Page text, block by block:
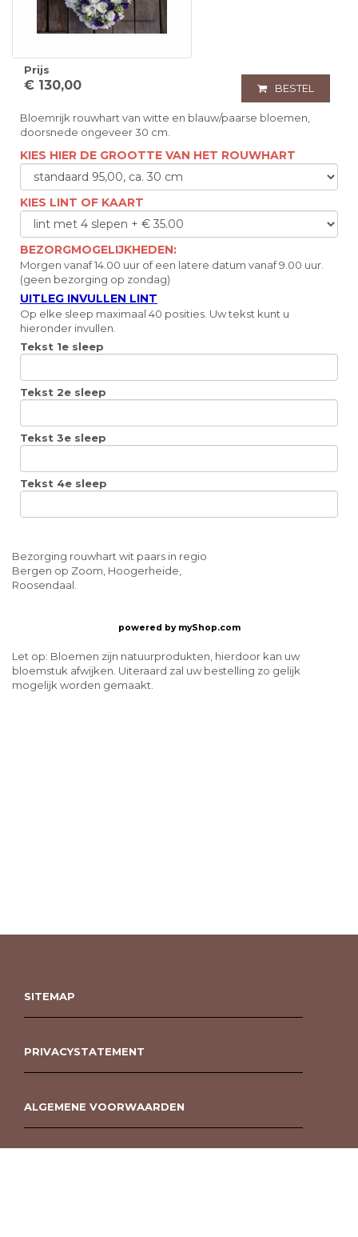
Prijs
€ 130,00 BESTEL
Bloemrijk rouwhart van witte en blauw/paarse bloemen,
doorsnede ongeveer 30 cm.
KIES HIER DE GROOTTE VAN HET ROUWHART
KIES LINT OF KAART
BEZORGMOGELIJKHEDEN:
Morgen vanaf 14.00 uur of een latere datum vanaf 9.00 uur.
(geen bezorging op zondag)
UITLEG INVULLEN LINT
Op elke sleep maximaal 40 posities. Uw tekst kunt u
hieronder invullen.
Tekst 1e sleep
Tekst 2e sleep
Tekst 3e sleep
Tekst 4e sleep
Bezorging rouwhart wit paars in regio
Bergen op Zoom, Hoogerheide,
Roosendaal.
powered by myShop.com
Let op: Bloemen zijn natuurprodukten, hierdoor kan uw
bloemstuk afwijken. Uiteraard zal uw bestelling zo gelijk
mogelijk worden gemaakt.
SITEMAP
PRIVACYSTATEMENT
ALGEMENE VOORWAARDEN